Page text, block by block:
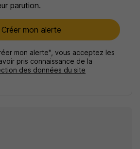
parution.
Créer mon alerte
mon alerte", vous acceptez les
pris connaissance de la
des données du site